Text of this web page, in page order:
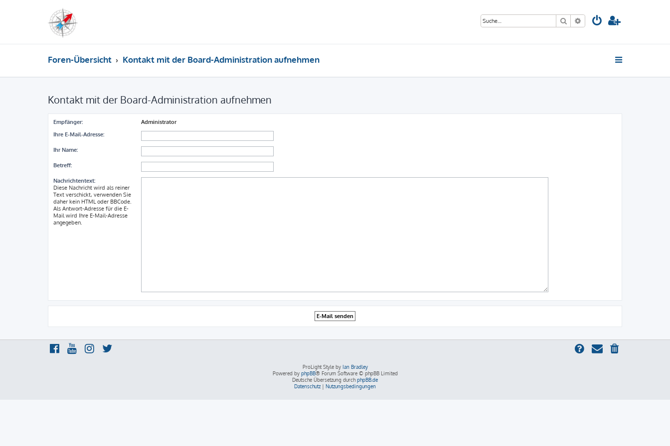
Suche Erweiterte Suche
Foren-Übersicht Kontakt mit der Board-Administration aufnehmen
Kontakt mit der Board-Administration aufnehmen
Empfänger:
Administrator
Ihre E-Mail-Adresse:
Ihr Name:
Betreff:
Nachrichtentext:
Diese Nachricht wird als reiner
Text verschickt, verwenden Sie
daher kein HTML oder BBCode.
Als Antwort-Adresse für die E-
Mail wird Ihre E-Mail-Adresse
angegeben.
ProLight Style by Ian Bradley
Powered by phpBB® Forum Software © phpBB Limited
Deutsche Übersetzung durch phpBB.de
Datenschutz | Nutzungsbedingungen